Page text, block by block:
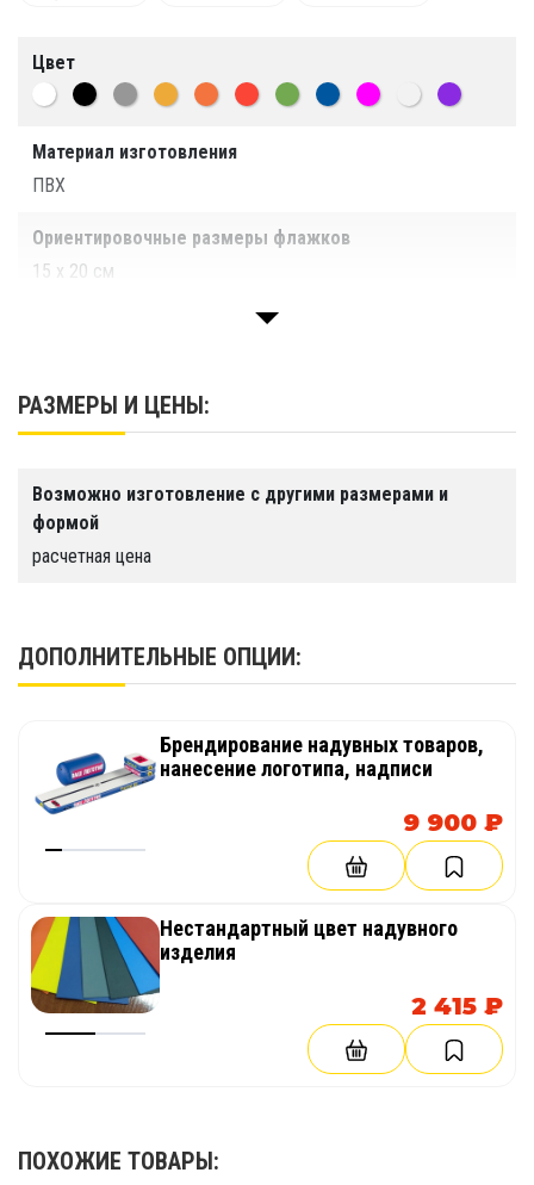
Цвет
Материал изготовления
ПВХ
Ориентировочные размеры флажков
15 х 20 см
РАЗМЕРЫ И ЦЕНЫ:
Возможно изготовление с другими размерами и
формой
расчетная цена
ДОПОЛНИТЕЛЬНЫЕ ОПЦИИ:
Брендирование надувных товаров,
нанесение логотипа, надписи
9 900 ₽
Нестандартный цвет надувного
изделия
2 415 ₽
ПОХОЖИЕ ТОВАРЫ: